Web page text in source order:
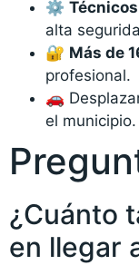
⚙️
alta
🔐 Más de
profesional.
🚗
el municipio.
¿Cuánto
en llegar